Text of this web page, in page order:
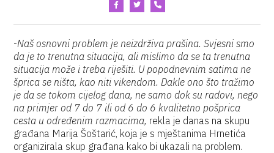
-Naš osnovni problem je neizdrživa prašina. Svjesni smo
da je to trenutna situacija, ali mislimo da se ta trenutna
situacija može i treba riješiti. U popodnevnim satima ne
šprica se ništa, kao niti vikendom. Dakle ono što tražimo
je da se tokom cijelog dana, ne samo dok su radovi, nego
na primjer od 7 do 7 ili od 6 do 6 kvalitetno pošprica
cesta u određenim razmacima, rekla je danas na skupu
građana Marija Šoštarić, koja je s mještanima Hrnetića
organizirala skup građana kako bi ukazali na problem.